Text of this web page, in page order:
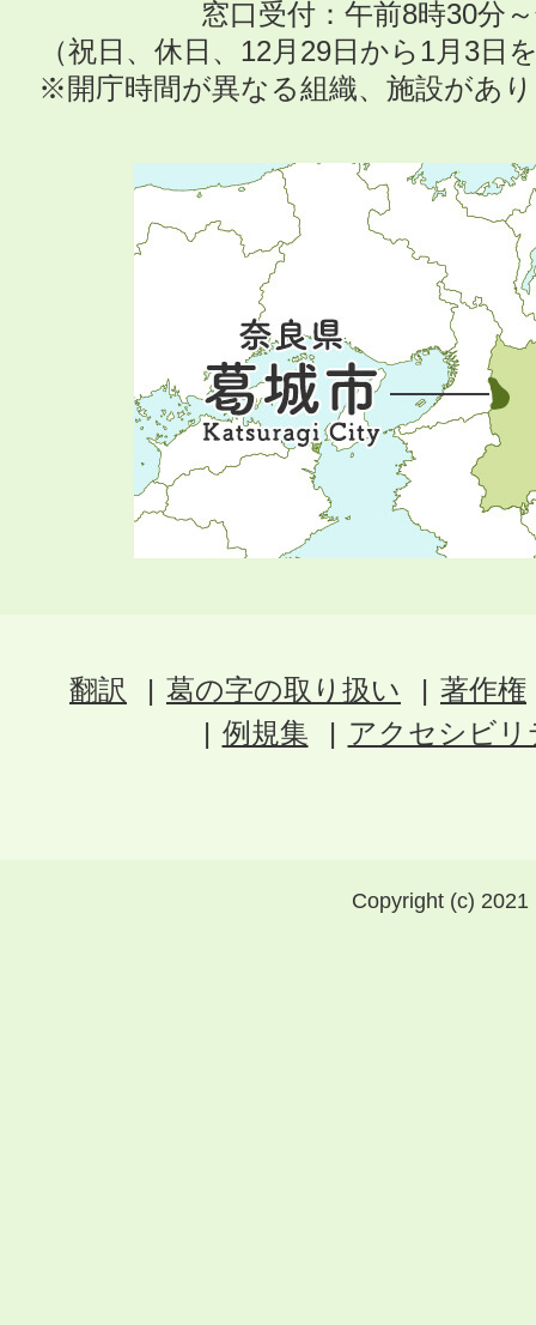
窓口受付：午前8時30分
（祝日、休日、12月29日から1月3日
※開庁時間が異なる組織、施設があ
翻訳 葛の字の取り扱い
著作権
例規集
アクセシビ
Copyright (c)